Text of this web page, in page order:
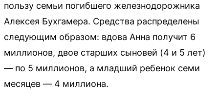
пользу семьи погибшего железнодорожника
Алексея Бухгамера. Средства распределены
следующим образом: вдова Анна получит 6
миллионов, двое старших сыновей (4 и 5 лет)
— по 5 миллионов, а младший ребенок семи
месяцев — 4 миллиона.